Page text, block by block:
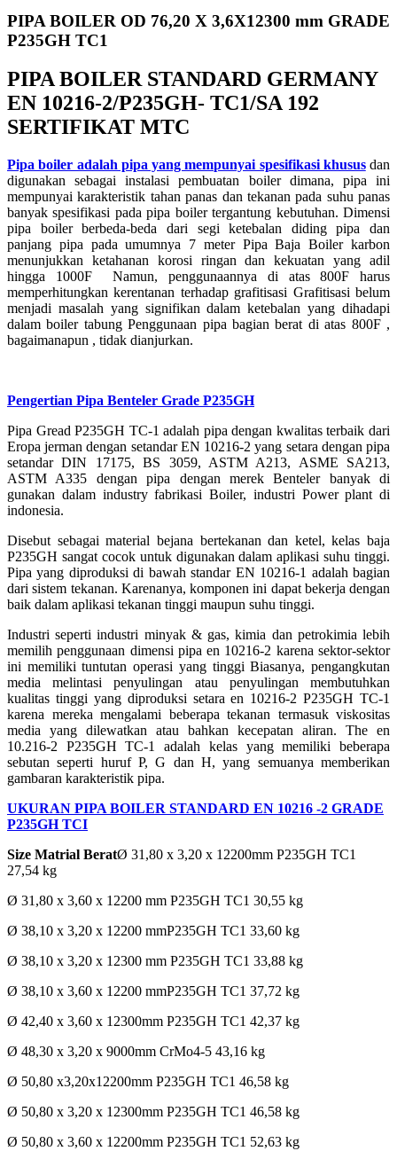
PIPA BOILER OD 76,20 X 3,6X12300 mm GRADE
P235GH TC1
PIPA BOILER STANDARD GERMANY
EN 10216-2/P235GH- TC1/SA 192
SERTIFIKAT MTC
Pipa boiler adalah pipa yang mempunyai spesifikasi khususdan
digunakan sebagai instalasi pembuatan boiler dimana, pipa ini
mempunyai karakteristik tahan panas dan tekanan pada suhu panas
banyak spesifikasi pada pipa boiler tergantung kebutuhan. Dimensi
pipa boiler berbeda-beda dari segi ketebalan diding pipa dan
panjang pipa pada umumnya 7 meter Pipa Baja Boiler karbon
menunjukkan ketahanan korosi ringan dan kekuatan yang adil
hingga 1000F Namun, penggunaannya di atas 800F harus
memperhitungkan kerentanan terhadap grafitisasi Grafitisasi belum
menjadi masalah yang signifikan dalam ketebalan yang dihadapi
dalam boiler tabung Penggunaan pipa bagian berat di atas 800F ,
bagaimanapun , tidak dianjurkan.
Pengertian Pipa Benteler Grade P235GH
Pipa Gread P235GH TC-1 adalah pipa dengan kwalitas terbaik dari
Eropa jerman dengan setandar EN 10216-2 yang setara dengan pipa
setandar DIN 17175, BS 3059, ASTM A213, ASME SA213,
ASTM A335 dengan pipa dengan merek Benteler banyak di
gunakan dalam industry fabrikasi Boiler, industri Power plant di
indonesia.
Disebut sebagai material bejana bertekanan dan ketel, kelas baja
P235GH sangat cocok untuk digunakan dalam aplikasi suhu tinggi.
Pipa yang diproduksi di bawah standar EN 10216-1 adalah bagian
dari sistem tekanan. Karenanya, komponen ini dapat bekerja dengan
baik dalam aplikasi tekanan tinggi maupun suhu tinggi.
Industri seperti industri minyak & gas, kimia dan petrokimia lebih
memilih penggunaan dimensi pipa en 10216-2 karena sektor-sektor
ini memiliki tuntutan operasi yang tinggi Biasanya, pengangkutan
media melintasi penyulingan atau penyulingan membutuhkan
kualitas tinggi yang diproduksi setara en 10216-2 P235GH TC-1
karena mereka mengalami beberapa tekanan termasuk viskositas
media yang dilewatkan atau bahkan kecepatan aliran. The en
10.216-2 P235GH TC-1 adalah kelas yang memiliki beberapa
sebutan seperti huruf P, G dan H, yang semuanya memberikan
gambaran karakteristik pipa.
UKURAN PIPA BOILER STANDARD EN 10216 -2 GRADE
P235GH TCI
Size Matrial BeratØ 31,80 x 3,20 x 12200mm P235GH TC1
27,54 kg
Ø 31,80 x 3,60 x 12200 mm P235GH TC1 30,55 kg
Ø 38,10 x 3,20 x 12200 mmP235GH TC1 33,60 kg
Ø 38,10 x 3,20 x 12300 mm P235GH TC1 33,88 kg
Ø 38,10 x 3,60 x 12200 mmP235GH TC1 37,72 kg
Ø 42,40 x 3,60 x 12300mm P235GH TC1 42,37 kg
Ø 48,30 x 3,20 x 9000mm CrMo4-5 43,16 kg
Ø 50,80 x3,20x12200mm P235GH TC1 46,58 kg
Ø 50,80 x 3,20 x 12300mm P235GH TC1 46,58 kg
Ø 50,80 x 3,60 x 12200mm P235GH TC1 52,63 kg